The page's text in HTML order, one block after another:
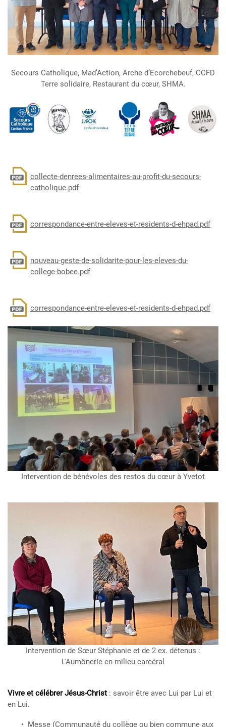
Secours Catholique, Mad’Action, Arche d’Ecorchebeuf, CCFD
Terre solidaire, Restaurant du cœur, SHMA.
collecte-denrees-alimentaires-au-profit-du-secours-
catholique.pdf
correspondance-entre-eleves-et-residents-d-ehpad.pdf
nouveau-geste-de-solidarite-pour-les-eleves-du-
college-bobee.pdf
correspondance-entre-eleves-et-residents-d-ehpad.pdf
Intervention de bénévoles des restos du cœur à Yvetot
Intervention de Sœur Stéphanie et de 2 ex. détenus :
L'Aumônerie en milieu carcéral
Vivre et célébrer Jésus-Christ : savoir être avec Lui par Lui et
en Lui.
Messe (Communauté du collège ou bien commune aux